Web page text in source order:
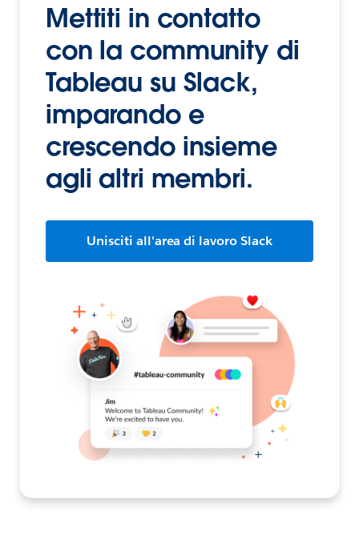
Mettiti in contatto
con la community di
Tableau su Slack,
imparando e
crescendo insieme
agli altri membri.
Unisciti all'area di lavoro Slack